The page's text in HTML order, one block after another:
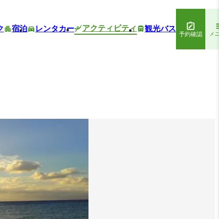
宿泊 レンタカー アクティビティ 観光バス
予約確認 メ